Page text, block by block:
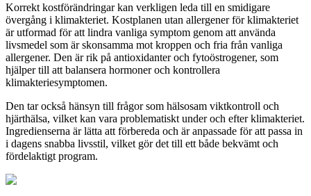
Korrekt kostförändringar kan verkligen leda till en smidigare
övergång i klimakteriet. Kostplanen utan allergener för klimakteriet
är utformad för att lindra vanliga symptom genom att använda
livsmedel som är skonsamma mot kroppen och fria från vanliga
allergener. Den är rik på antioxidanter och fytoöstrogener, som
hjälper till att balansera hormoner och kontrollera
klimakteriesymptomen.
Den tar också hänsyn till frågor som hälsosam viktkontroll och
hjärthälsa, vilket kan vara problematiskt under och efter klimakteriet.
Ingredienserna är lätta att förbereda och är anpassade för att passa in
i dagens snabba livsstil, vilket gör det till ett både bekvämt och
fördelaktigt program.